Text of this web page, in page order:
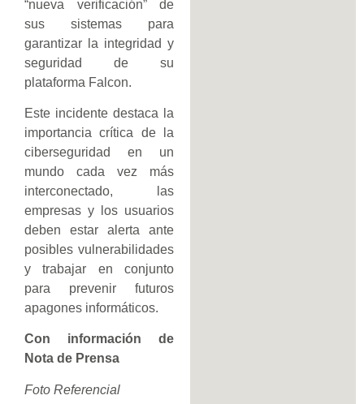
“nueva verificación” de
sus sistemas para
garantizar la integridad y
seguridad de su
plataforma Falcon.
Este incidente destaca la
importancia crítica de la
ciberseguridad en un
mundo cada vez más
interconectado, las
empresas y los usuarios
deben estar alerta ante
posibles vulnerabilidades
y trabajar en conjunto
para prevenir futuros
apagones informáticos.
Con información de
Nota de Prensa
Foto Referencial